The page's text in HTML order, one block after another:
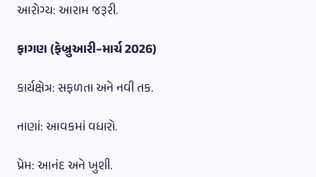
આરોગ્ય: આરામ જરૂરી.
ફાગણ (ફેબ્રુઆરી–માર્ચ 2026)
કાર્યક્ષેત્ર: સફળતા અને નવી તક.
નાણાં: આવકમાં વધારો.
પ્રેમ: આનંદ અને ખુશી.